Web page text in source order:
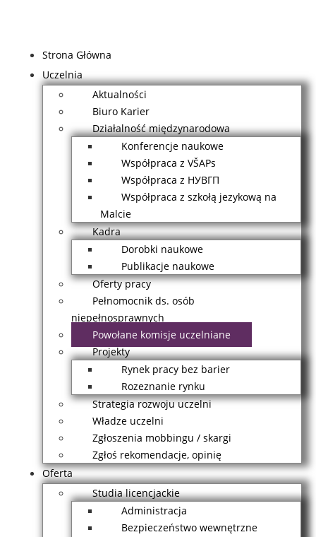
Strona Główna
Uczelnia
Aktualności
Biuro Karier
Działalność międzynarodowa
Konferencje naukowe
Współpraca z VŠAPs
Współpraca z НУВГП
Współpraca z szkołą jezykową na
Malcie
Kadra
Dorobki naukowe
Publikacje naukowe
Oferty pracy
Pełnomocnik ds. osób
niepełnosprawnych
Powołane komisje uczelniane
Projekty
Rynek pracy bez barier
Rozeznanie rynku
Strategia rozwoju uczelni
Władze uczelni
Zgłoszenia mobbingu / skargi
Zgłoś rekomendacje, opinię
Oferta
Studia licencjackie
Administracja
Bezpieczeństwo wewnętrzne